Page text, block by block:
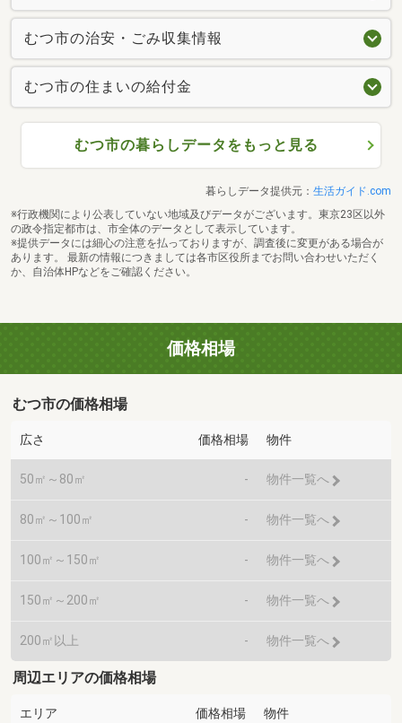
むつ市の治安・ごみ収集情報
むつ市の住まいの給付金
むつ市の暮らしデータをもっと見る
暮らしデータ提供元： 生活ガイド.com
※行政機関により公表していない地域及びデータがございます。東京23区以外
の政令指定都市は、市全体のデータとして表示しています。
※提供データには細心の注意を払っておりますが、調査後に変更がある場合が
あります。 最新の情報につきましては各市区役所までお問い合わせいただく
か、自治体HPなどをご確認ください。
価格相場
むつ市の価格相場
広さ 価格相場 物件
50㎡～80㎡ - 物件一覧へ
80㎡～100㎡ - 物件一覧へ
100㎡～150㎡ - 物件一覧へ
150㎡～200㎡ - 物件一覧へ
200㎡以上 - 物件一覧へ
周辺エリアの価格相場
エリア 価格相場 物件